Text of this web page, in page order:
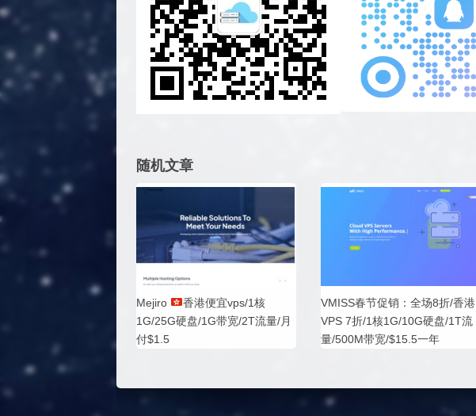
随机文章
Mejiro
香港便宜vps/1核
1G/25G硬盘/1G带宽/2T流量/月
付$1.5
VMISS春节促销：全场8折/香港
VPS 7折/1核1G/10G硬盘/1T流
量/500M带宽/$15.5一年